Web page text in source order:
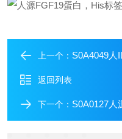
上一个： S0A4049人
返回列表
下一个： S0A0127人